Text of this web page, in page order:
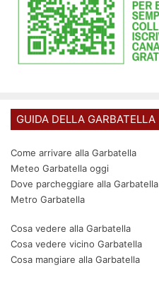
GUIDA DELLA GARBATELLA
Come arrivare alla Garbatella
Meteo Garbatella oggi
Dove parcheggiare alla Garbatella
Metro Garbatella
Cosa vedere alla Garbatella
Cosa vedere vicino Garbatella
Cosa mangiare alla Garbatella